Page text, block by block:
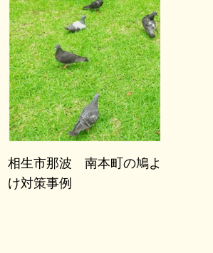
相生市那波 南本町の鳩よ
け対策事例